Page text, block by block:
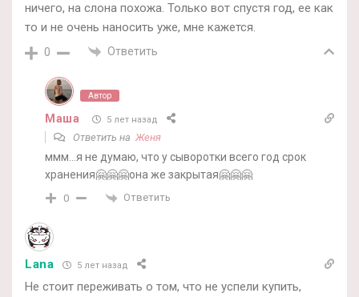
ничего, на слона похожа. Только вот спустя год, ее как
то и не очень наносить уже, мне кажется.
0 Ответить
Автор
Маша 5 лет назад
Ответить на Женя
ммм…я не думаю, что у сыворотки всего год срок
хранения🤗🤗🤗она же закрытая🤗🤗🤗
0 Ответить
Lana 5 лет назад
Не стоит переживать о том, что не успели купить,